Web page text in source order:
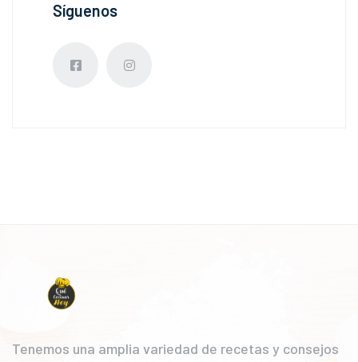
Síguenos
Tenemos una amplia variedad de recetas y consejos